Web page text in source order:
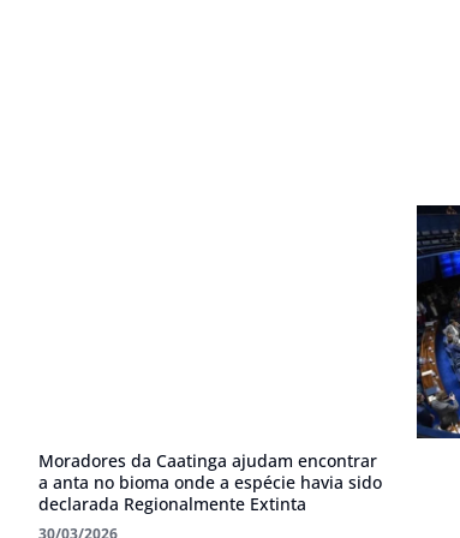
Moradores da Caatinga ajudam encontrar
a anta no bioma onde a espécie havia sido
declarada Regionalmente Extinta
30/03/2026